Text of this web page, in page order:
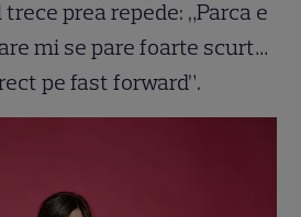
prea repede: „Parca e
mi se pare foarte scurt…
pe fast forward”.